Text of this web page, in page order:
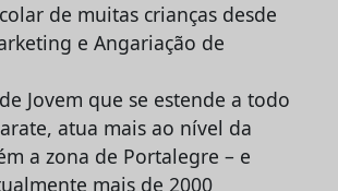
de muitas crianças desde
e Angariação de
Jovem que se estende a todo
atua mais ao nível da
a zona de Portalegre – e
mais de 2000